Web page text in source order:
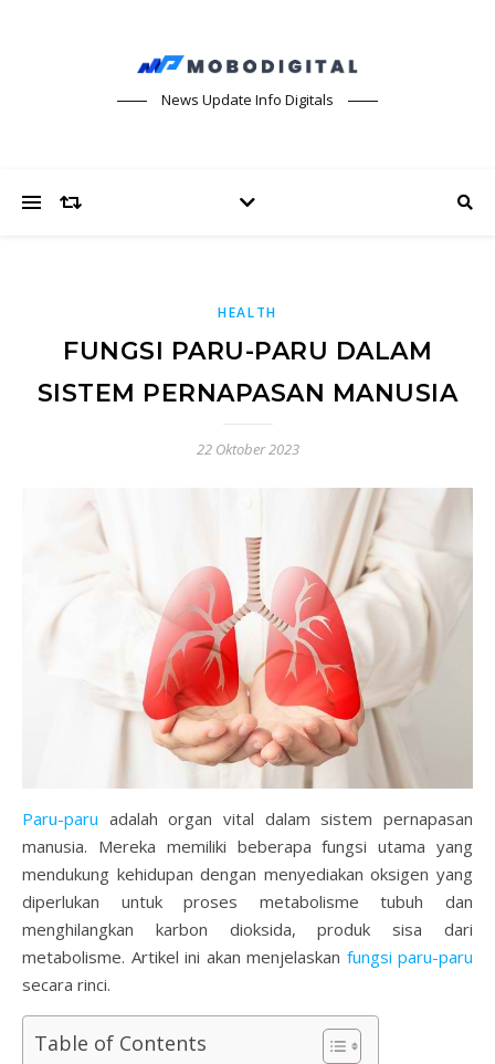
News Update Info Digitals
HEALTH
FUNGSI PARU-PARU DALAM
SISTEM PERNAPASAN MANUSIA
22 Oktober 2023
Paru-paru adalah organ vital dalam sistem pernapasan
manusia. Mereka memiliki beberapa fungsi utama yang
mendukung kehidupan dengan menyediakan oksigen yang
diperlukan untuk proses metabolisme tubuh dan
menghilangkan karbon dioksida, produk sisa dari
metabolisme. Artikel ini akan menjelaskan fungsi paru-paru
secara rinci.
Table of Contents